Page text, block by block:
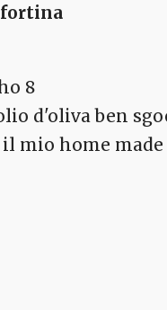
8
d'oliva ben
il mio home made